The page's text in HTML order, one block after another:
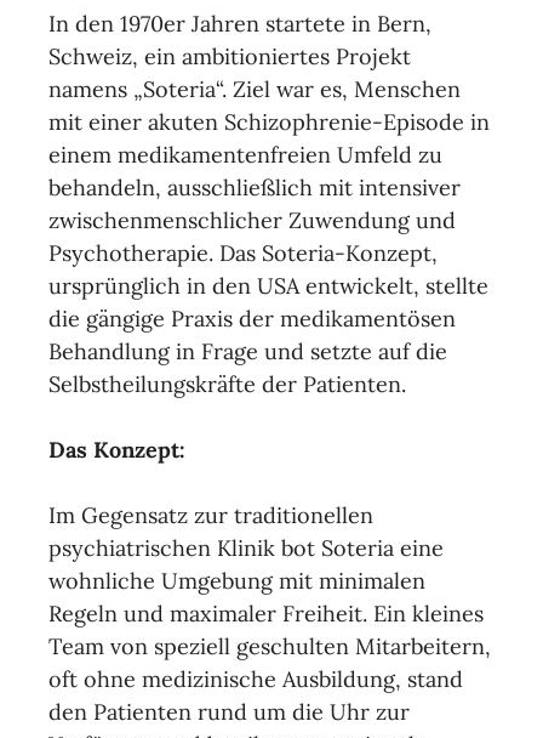
In den 1970er Jahren startete in Bern,
Schweiz, ein ambitioniertes Projekt
namens „Soteria“. Ziel war es, Menschen
mit einer akuten Schizophrenie-Episode in
einem medikamentenfreien Umfeld zu
behandeln, ausschließlich mit intensiver
zwischenmenschlicher Zuwendung und
Psychotherapie. Das Soteria-Konzept,
ursprünglich in den USA entwickelt, stellte
die gängige Praxis der medikamentösen
Behandlung in Frage und setzte auf die
Selbstheilungskräfte der Patienten.
Das Konzept:
Im Gegensatz zur traditionellen
psychiatrischen Klinik bot Soteria eine
wohnliche Umgebung mit minimalen
Regeln und maximaler Freiheit. Ein kleines
Team von speziell geschulten Mitarbeitern,
oft ohne medizinische Ausbildung, stand
den Patienten rund um die Uhr zur